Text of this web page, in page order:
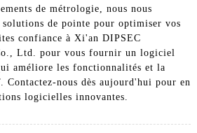
de métrologie, nous nous
solutions de pointe pour optimiser vos
confiance à Xi'an DIPSEC
Ltd. pour vous fournir un logiciel
améliore les fonctionnalités et la
nous dès aujourd'hui pour en
logicielles innovantes.